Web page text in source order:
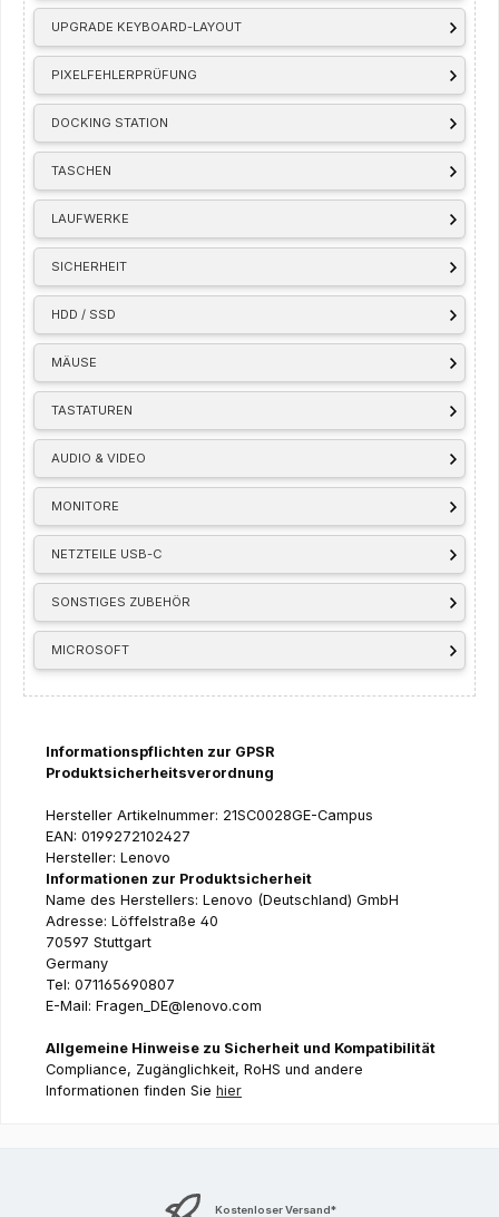
UPGRADE KEYBOARD-LAYOUT
PIXELFEHLERPRÜFUNG
DOCKING STATION
TASCHEN
LAUFWERKE
SICHERHEIT
HDD / SSD
MÄUSE
TASTATUREN
AUDIO & VIDEO
MONITORE
NETZTEILE USB-C
SONSTIGES ZUBEHÖR
MICROSOFT
Informationspflichten zur GPSR
Produktsicherheitsverordnung
Hersteller Artikelnummer: 21SC0028GE-Campus
EAN: 0199272102427
Hersteller: Lenovo
Informationen zur Produktsicherheit
Name des Herstellers: Lenovo (Deutschland) GmbH
Adresse: Löffelstraße 40
70597 Stuttgart
Germany
Tel: 071165690807
E-Mail: Fragen_DE@lenovo.com
Allgemeine Hinweise zu Sicherheit und Kompatibilität
Compliance, Zugänglichkeit, RoHS und andere
Informationen finden Sie hier
Kostenloser Versand*